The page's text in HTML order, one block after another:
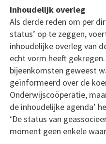
Inhoudelijk overleg
Als derde reden om per
status’ op te zeggen,
inhoudelijke overleg van
echt vorm heeft
bijeenkomsten geweest
geïnformeerd over de
Onderwijscoöperatie,
de inhoudelijke agenda’
‘De status van
moment geen enkele